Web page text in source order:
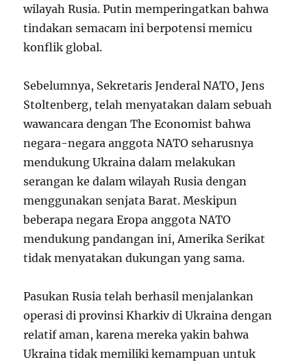
wilayah Rusia. Putin memperingatkan bahwa
tindakan semacam ini berpotensi memicu
konflik global.
Sebelumnya, Sekretaris Jenderal NATO, Jens
Stoltenberg, telah menyatakan dalam sebuah
wawancara dengan The Economist bahwa
negara-negara anggota NATO seharusnya
mendukung Ukraina dalam melakukan
serangan ke dalam wilayah Rusia dengan
menggunakan senjata Barat. Meskipun
beberapa negara Eropa anggota NATO
mendukung pandangan ini, Amerika Serikat
tidak menyatakan dukungan yang sama.
Pasukan Rusia telah berhasil menjalankan
operasi di provinsi Kharkiv di Ukraina dengan
relatif aman, karena mereka yakin bahwa
Ukraina tidak memiliki kemampuan untuk